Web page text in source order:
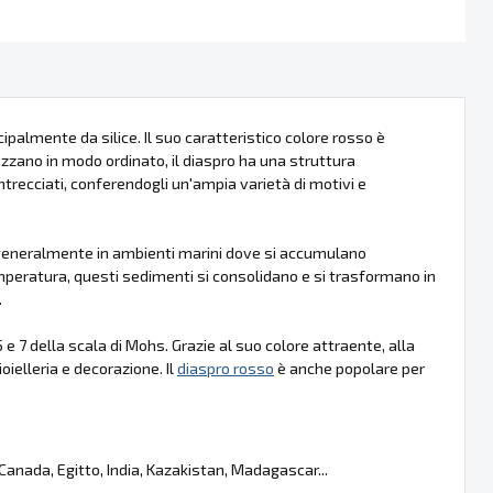
da silice. Il suo caratteristico colore rosso è
in modo ordinato, il diaspro ha una struttura
conferendogli un'ampia varietà di motivi e
in ambienti marini dove si accumulano
questi sedimenti si consolidano e si trasformano in
7 della scala di Mohs. Grazie al suo colore attraente, alla
e decorazione. Il diaspro rosso è anche popolare per
Egitto, India, Kazakistan, Madagascar...